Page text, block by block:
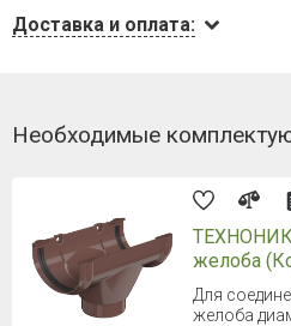
Доставка и оплата:
Необходимые
желоба
Для
желоба